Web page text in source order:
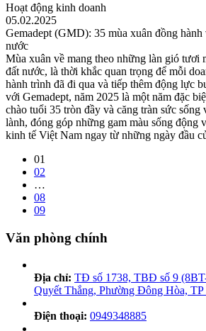
Hoạt động kinh doanh
05.02.2025
Gemadept (GMD): 35 mùa xuân đồng hành
nước
Mùa xuân về mang theo những làn gió tươi
đất nước, là thời khắc quan trọng để mỗi
hành trình đã đi qua và tiếp thêm động lực
với Gemadept, năm 2025 là một năm đặc
chào tuổi 35 tròn đầy và căng tràn sức
lành, đóng góp những gam màu sống động
kinh tế Việt Nam ngay từ những ngày đầu
01
02
…
08
09
Văn phòng chính
Địa chỉ: TĐ số 1738, TBĐ số 9
Quyết Thắng, Phường Đông Hòa,
Điện thoại: 0949348885